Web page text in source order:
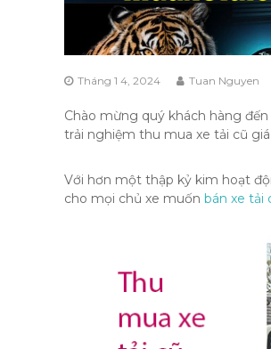
Tháng 1 4, 2024 Tuan Nguyen
Chào mừng quý khách hàng đến
trải nghiệm thu mua xe tải cũ
Với hơn một thập kỷ kim hoạt
cho mọi chủ xe muốn bán xe tải